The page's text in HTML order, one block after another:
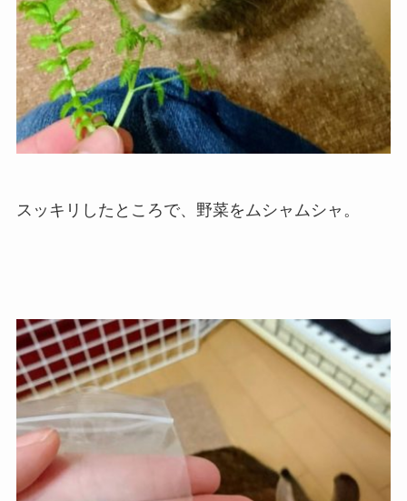
スッキリしたところで、野菜をムシャムシャ。